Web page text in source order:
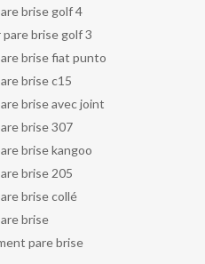
brise golf 4
brise golf 3
brise fiat punto
brise c15
brise avec joint
brise 307
brise kangoo
brise 205
brise collé
brise
pare brise